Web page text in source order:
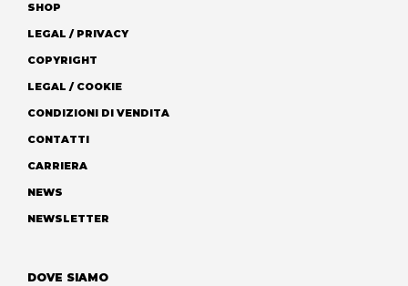
SHOP
LEGAL / PRIVACY
COPYRIGHT
LEGAL / COOKIE
CONDIZIONI DI VENDITA
CONTATTI
CARRIERA
NEWS
NEWSLETTER
DOVE SIAMO